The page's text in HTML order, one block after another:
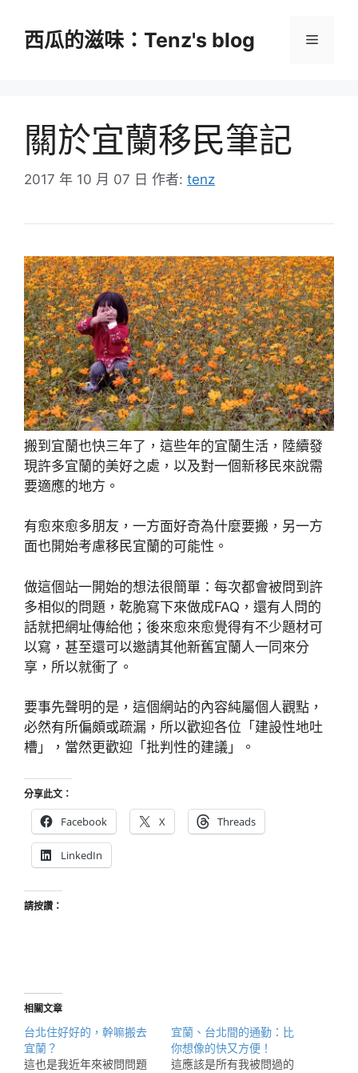
西瓜的滋味：Tenz's blog 選
關於宜蘭移民筆記
2017 年 10 月 07 日 作者: tenz
搬到宜蘭也快三年了，這些年的宜蘭生活，陸續發
現許多宜蘭的美好之處，以及對一個新移民來說需
要適應的地方。
有愈來愈多朋友，一方面好奇為什麼要搬，另一方
面也開始考慮移民宜蘭的可能性。
做這個站一開始的想法很簡單：每次都會被問到許
多相似的問題，乾脆寫下來做成FAQ，還有人問的
話就把網址傳給他；後來愈來愈覺得有不少題材可
以寫，甚至還可以邀請其他新舊宜蘭人一同來分
享，所以就衝了。
要事先聲明的是，這個網站的內容純屬個人觀點，
必然有所偏頗或疏漏，所以歡迎各位「建設性地吐
槽」，當然更歡迎「批判性的建議」。
分享此文：
Facebook X Threads
LinkedIn
請按讚：
相關文章
台北住好好的，幹嘛搬去
宜蘭？
這也是我近年來被問問題
宜蘭、台北間的通勤：比
你想像的快又方便！
這應該是所有我被問過的